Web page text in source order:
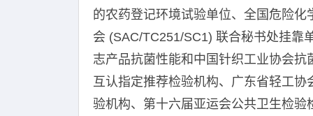
的农药登记环境试验单位、全国危险
会 (SAC/TC251/SC1) 联合秘书处挂靠
志产品抗菌性能和中国针织工业协会
互认指定推荐检验机构、广东省轻工
验机构、第十六届亚运会公共卫生检